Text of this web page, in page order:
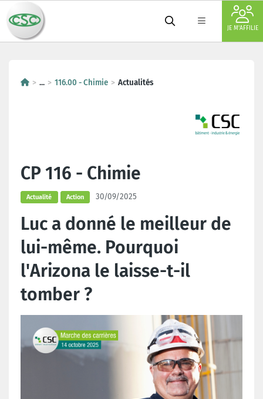
JE M'AFFILIE
... 116.00 - Chimie Actualités
CP 116 - Chimie
Actualité Action 30/09/2025
Luc a donné le meilleur de
lui-même. Pourquoi
l'Arizona le laisse-t-il
tomber ?